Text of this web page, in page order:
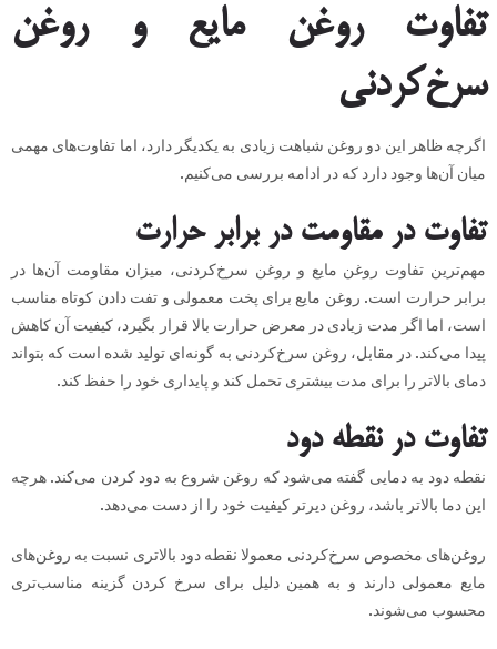
تفاوت روغن مایع و روغن
سرخ‌کردنی
اگرچه ظاهر این دو روغن شباهت زیادی به یکدیگر دارد، اما تفاوت‌های مهمی
میان آن‌ها وجود دارد که در ادامه بررسی می‌کنیم.
تفاوت در مقاومت در برابر حرارت
مهم‌ترین تفاوت روغن مایع و روغن سرخ‌کردنی، میزان مقاومت آن‌ها در
برابر حرارت است. روغن مایع برای پخت معمولی و تفت دادن کوتاه مناسب
است، اما اگر مدت زیادی در معرض حرارت بالا قرار بگیرد، کیفیت آن کاهش
پیدا می‌کند. در مقابل، روغن سرخ‌کردنی به گونه‌ای تولید شده است که بتواند
دمای بالاتر را برای مدت بیشتری تحمل کند و پایداری خود را حفظ کند.
تفاوت در نقطه دود
نقطه دود به دمایی گفته می‌شود که روغن شروع به دود کردن می‌کند. هرچه
این دما بالاتر باشد، روغن دیرتر کیفیت خود را از دست می‌دهد.
روغن‌های مخصوص سرخ‌کردنی معمولا نقطه دود بالاتری نسبت به روغن‌های
مایع معمولی دارند و به همین دلیل برای سرخ کردن گزینه مناسب‌تری
محسوب می‌شوند.